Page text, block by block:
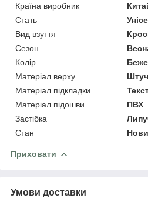
Країна виробник
Стать
Вид взуття
Сезон
Колір
Матеріал верху
Матеріал підкладки
Матеріал підошви
ПВХ
Застібка
Стан
Приховати
Умови доставки